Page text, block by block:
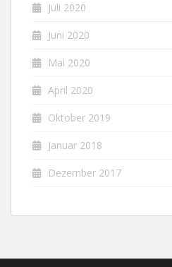
Juli 2020
Juni 2020
Mai 2020
April 2020
Oktober 2019
Januar 2018
Dezember 2017